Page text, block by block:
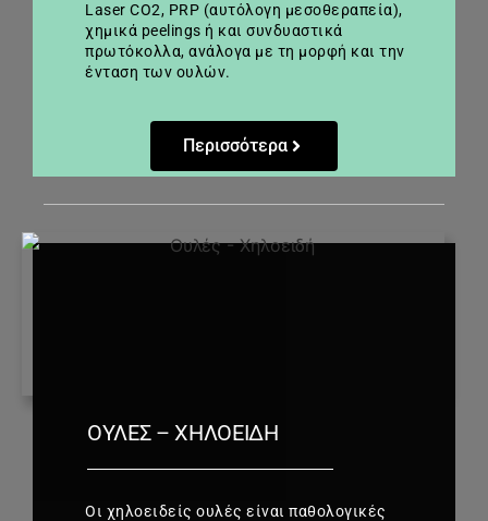
Laser CO2, PRP (αυτόλογη μεσοθεραπεία),
χημικά peelings ή και συνδυαστικά
πρωτόκολλα, ανάλογα με τη μορφή και την
ένταση των ουλών.
Περισσότερα
ΟΥΛΈΣ – ΧΗΛΟΕΙΔΉ
Οι χηλοειδείς ουλές είναι παθολογικές